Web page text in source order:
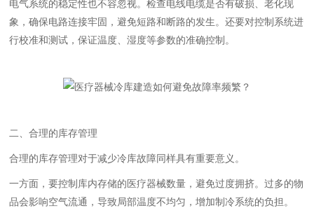
电气系统的稳定性也不容忽视。检查电线电缆是否有破损、老化现
象，确保电路连接牢固，避免短路和断路的发生。还要对控制系统进
行校准和测试，保证温度、湿度等参数的准确控制。
二、合理的库存管理
合理的库存管理对于减少冷库故障同样具有重要意义。
一方面，要控制库内存储的医疗器械数量，避免过度拥挤。过多的物
品会影响空气流通，导致局部温度不均匀，增加制冷系统的负担。